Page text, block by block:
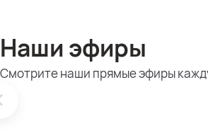
Наши эфиры
Смотрите наши прямые эфиры